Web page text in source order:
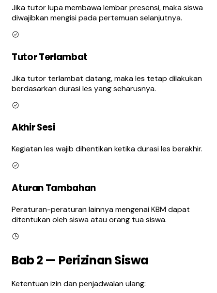
Jika tutor lupa membawa lembar presensi, maka siswa
diwajibkan mengisi pada pertemuan selanjutnya.
Tutor Terlambat
Jika tutor terlambat datang, maka les tetap dilakukan
berdasarkan durasi les yang seharusnya.
Akhir Sesi
Kegiatan les wajib dihentikan ketika durasi les berakhir.
Aturan Tambahan
Peraturan-peraturan lainnya mengenai KBM dapat
ditentukan oleh siswa atau orang tua siswa.
Bab 2 — Perizinan Siswa
Ketentuan izin dan penjadwalan ulang: